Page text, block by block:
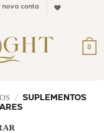
nova conta
0
/
SUPLEMENTOS